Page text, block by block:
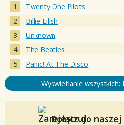
Twenty One Pilots
Billie Eilish
Unknown
The Beatles
Panic! At The Disco
Wyświetlanie wszystkich:
Dołącz do naszej